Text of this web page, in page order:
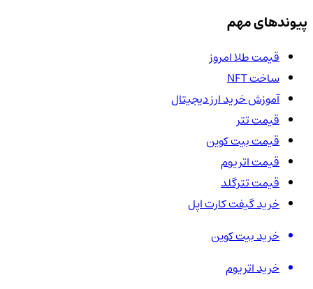
پیوندهای مهم
قیمت طلا امروز
ساخت NFT
آموزش خرید ارز دیجیتال
قیمت تتر
قیمت بیت کوین
قیمت اتریوم
قیمت تترگلد
خرید گیفت کارت اپل
خرید بیت کوین
خرید اتریوم